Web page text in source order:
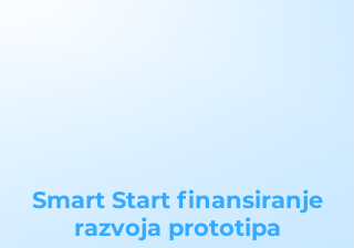
Smart Start finansiranje
razvoja prototipa